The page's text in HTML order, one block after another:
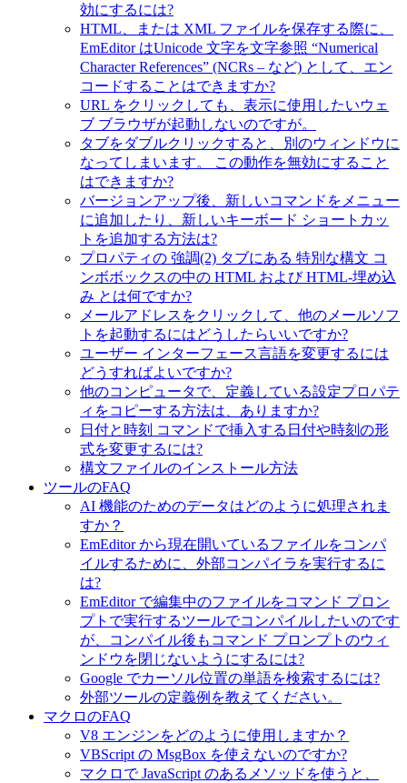
効にするには?
HTML、または XML ファイルを保存する際に、
EmEditor はUnicode 文字を文字参照 “Numerical
Character References” (NCRs – など) として、エン
コードすることはできますか?
URL をクリックしても、表示に使用したいウェ
ブ ブラウザが起動しないのですが。
タブをダブルクリックすると、別のウィンドウに
なってしまいます。 この動作を無効にすること
はできますか?
バージョンアップ後、新しいコマンドをメニュー
に追加したり、新しいキーボード ショートカッ
トを追加する方法は?
プロパティの 強調(2) タブにある 特別な構文 コ
ンボボックスの中の HTML および HTML-埋め込
み とは何ですか?
メールアドレスをクリックして、他のメールソフ
トを起動するにはどうしたらいいですか?
ユーザー インターフェース言語を変更するには
どうすればよいですか?
他のコンピュータで、定義している設定プロパテ
ィをコピーする方法は、ありますか?
日付と時刻 コマンドで挿入する日付や時刻の形
式を変更するには?
構文ファイルのインストール方法
ツールのFAQ
AI 機能のためのデータはどのように処理されま
すか？
EmEditor から現在開いているファイルをコンパ
イルするために、外部コンパイラを実行するに
は?
EmEditor で編集中のファイルをコマンド プロン
プトで実行するツールでコンパイルしたいのです
が、コンパイル後もコマンド プロンプトのウィ
ンドウを閉じないようにするには?
Google でカーソル位置の単語を検索するには?
外部ツールの定義例を教えてください。
マクロのFAQ
V8 エンジンをどのように使用しますか？
VBScript の MsgBox を使えないのですか?
マクロで JavaScript のあるメソッドを使うと、